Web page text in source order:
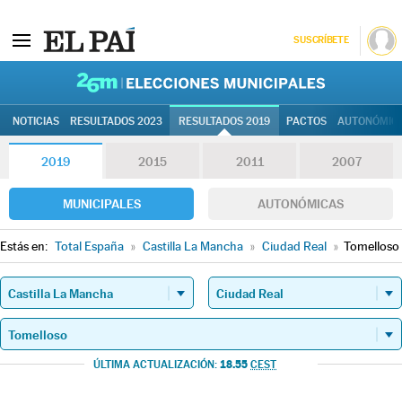
SUSCRÍBETE
NOTICIAS RESULTADOS 2023 RESULTADOS 2019 PACTOS
2019 2015 2011 2007
MUNICIPALES AUTONÓMICAS
Estás en: Total España » Castilla La Mancha » Ciudad Real » Tomelloso
ÚLTIMA ACTUALIZACIÓN: 18.55 CEST